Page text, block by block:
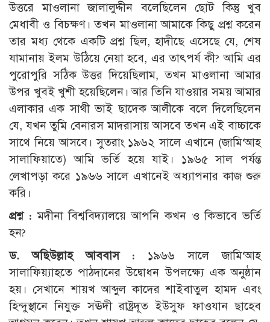
উত্তরে মাওলানা জালালুদ্দীন বলেছিলেন ছোট কিন্তু খুব
মেধাবী ও বিচক্ষণ। তখন মাওলানা আমাকে কিছু প্রশ্ন করেন
তার মধ্য থেকে একটি প্রশ্ন ছিল, হাদীছে এসেছে যে, শেষ
যামানায় ইলম উঠিয়ে নেয়া হবে, এর তাৎপর্য কী? আমি এর
পুরোপুরি সঠিক উত্তর দিয়েছিলাম, তখন মাওলানা আমার
উপর খুবই খুশী হয়েছিলেন। আর তিনি যাওয়ার সময় আমার
এলাকার এক সাথী ভাই ছাদেক আলীকে বলে দিলেছিলেন
যে, যখন তুমি বেনারস মাদরাসায় আসবে তখন এই বাচ্চাকে
সাথে নিয়ে আসবে। সুতরাং ১৯৬২ সালে এখানে (জামি‘আহ
সালাফিয়াতে) আমি ভর্তি হয়ে যাই। ১৯৬৫ সাল পর্যন্ত
লেখাপড়া করে ১৯৬৬ সালে এখানেই অধ্যাপনার কাজ শুরু
করি।
প্রশ্ন : মদীনা বিশ্ববিদ্যালয়ে আপনি কখন ও কিভাবে ভর্তি
হন?
ড. অছিউল্লাহ আববাস : ১৯৬৬ সালে জামি‘আহ
সালাফিয়্যাহতে পাঠদানের উদ্বোধন উপলক্ষ্যে এক অনুষ্ঠান
হয়। সেখানে শায়খ আব্দুল কাদের শাইবাতুল হামদ এবং
হিন্দুস্থানে নিযুক্ত সঊদী রাষ্ট্রদূত ইউসুফ ফাওযান ছাহেব